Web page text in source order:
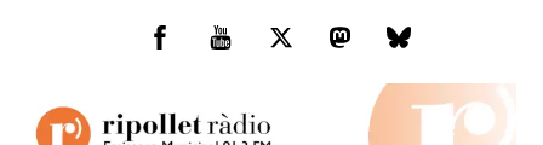
Facebook
You
TwitterMastodonBluesky